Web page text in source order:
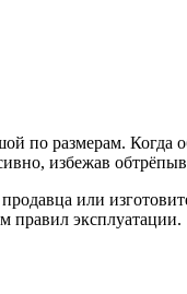
по размерам. Когда
избежав
или
правил эксплуатации.